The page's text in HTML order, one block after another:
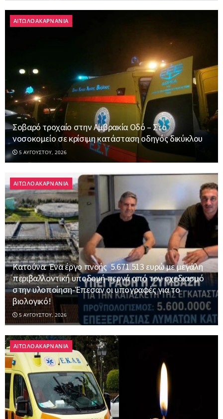
ΑΙΤΩΛΟΑΚΑΡΝΑΝΙΑ
Σοβαρό τροχαίο στην Αμβρακία Οδό – Στο
νοσοκομείο σε κρίσιμη κατάσταση οδηγός δικύκλου
5 ΑΥΓΟΎΣΤΟΥ, 2026
ΑΙΤΩΛΟΑΚΑΡΝΑΝΙΑ
Κατούνα: Ένα έργο πνοής 5.671.513 ευρώ με μεγάλη
περιβαλλοντική υποδομή περνά από τον σχεδιασμό
στην υλοποίηση-Έπεσαν οι υπογραφές για το
βιολογικό!
5 ΑΥΓΟΎΣΤΟΥ, 2026
ΑΙΤΩΛΟΑΚΑΡΝΑΝΙΑ